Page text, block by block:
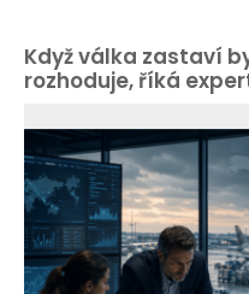
Když válka zastaví
rozhoduje, říká expert